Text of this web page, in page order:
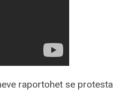
raportohet se